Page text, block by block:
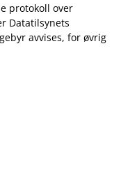
protokoll over
Datatilsynets
avvises, for øvrig